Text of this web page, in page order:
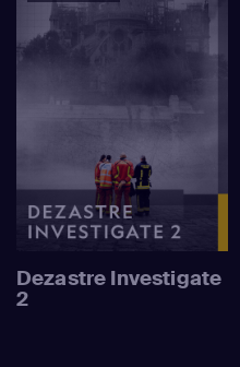
Dezastre Investigate
2